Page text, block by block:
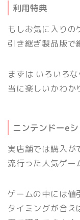
利用特典
もしお気に入りの
引き継ぎ製品版で
まずは いろいろ
当に楽しいかわか
ニンテンドーe
実店舗では購入が
流行った人気ゲー
ゲームの中には値
タイミングが合